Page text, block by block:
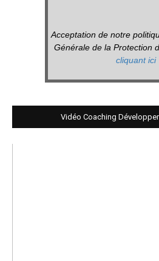
Acceptation de notre
Générale de la Protection
cliquant ici
Vidéo Coaching